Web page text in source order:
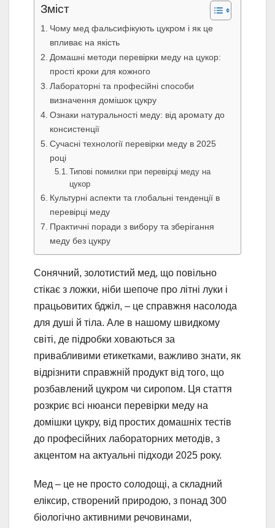
Зміст
Чому мед фальсифікують цукром і як це
впливає на якість
Домашні методи перевірки меду на цукор:
прості кроки для кожного
Лабораторні та професійні способи
визначення домішок цукру
Ознаки натуральності меду: від аромату до
консистенції
Сучасні технології перевірки меду в 2025
році
Типові помилки при перевірці меду на
цукор
Культурні аспекти та глобальні тенденції в
перевірці меду
Практичні поради з вибору та зберігання
меду без цукру
Сонячний, золотистий мед, що повільно
стікає з ложки, ніби шепоче про літні луки і
працьовитих бджіл, – це справжня насолода
для душі й тіла. Але в нашому швидкому
світі, де підробки ховаються за
привабливими етикетками, важливо знати, як
відрізнити справжній продукт від того, що
розбавлений цукром чи сиропом. Ця стаття
розкриє всі нюанси перевірки меду на
домішки цукру, від простих домашніх тестів
до професійних лабораторних методів, з
акцентом на актуальні підходи 2025 року.
Мед – це не просто солодощі, а складний
еліксир, створений природою, з понад 300
біологічно активними речовинами,